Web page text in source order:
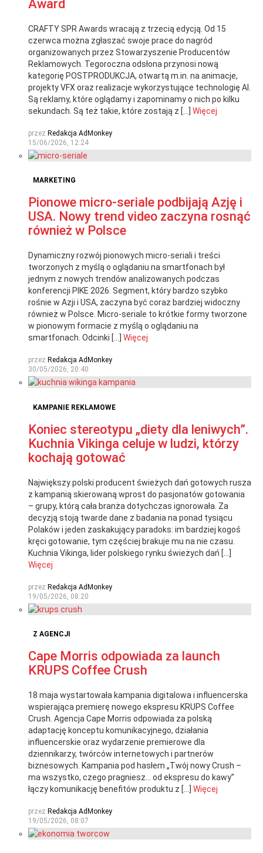
Award
CRAFTY SPR Awards wracają z trzecią edycją. Od 15
czerwca można zgłaszać swoje prace do nagród
organizowanych przez Stowarzyszenie Producentów
Reklamowych. Tegoroczna odsłona przynosi nową
kategorię POSTPRODUKCJA, otwartą m.in. na animacje,
projekty VFX oraz realizacje wykorzystujące technologię AI.
Są reklamy, które oglądamy i zapominamy o nich po kilku
sekundach. Są też takie, które zostają z […] Więcej
przez Redakcja AdMonkey
15/06/2026, 12:24
MARKETING
Pionowe micro-seriale podbijają Azję i
USA. Nowy trend video zaczyna rosnąć
również w Polsce
Dynamiczny rozwój pionowych micro-seriali i treści
tworzonych z myślą o oglądaniu na smartfonach był
jednym z nowych trendów analizowanych podczas
konferencji PIKE 2026. Segment, który bardzo szybko
rośnie w Azji i USA, zaczyna być coraz bardziej widoczny
również w Polsce. Micro-seriale to krótkie formy tworzone
w pionowym formacie z myślą o oglądaniu na
smartfonach. Odcinki […] Więcej
przez Redakcja AdMonkey
30/05/2026, 20:40
KAMPANIE REKLAMOWE
Koniec stereotypu „diety dla leniwych”.
Kuchnia Vikinga celuje w ludzi, którzy
kochają gotować
Największy polski producent świeżych dań gotowych rusza
z kampanią skierowaną wprost do pasjonatów gotowania
– grupy, którą cała branża dotychczas ignorowała. Za
decyzją stoją twarde dane z badania na ponad tysiącu
Polaków i jeden zaskakujący paradoks: im bardziej kogoś
kręci gotowanie, tym częściej brakuje mu na nie czasu.
Kuchnia Vikinga, lider polskiego rynku świeżych dań […]
Więcej
przez Redakcja AdMonkey
19/05/2026, 08:20
Z AGENCJI
Cape Morris odpowiada za launch
KRUPS Coffee Crush
18 maja wystartowała kampania digitalowa i influencerska
wspierająca premierę nowego ekspresu KRUPS Coffee
Crush. Agencja Cape Morris odpowiada za polską
adaptację konceptu komunikacyjnego, działania
influencerskie oraz wydarzenie premierowe dla
dziennikarzy, twórców internetowych i partnerów
biznesowych. Kampania pod hasłem „Twój nowy Crush –
ma wszystko, czego pragniesz… od ekspresu do kawy”
łączy komunikację benefitów produktu z […] Więcej
przez Redakcja AdMonkey
19/05/2026, 08:07